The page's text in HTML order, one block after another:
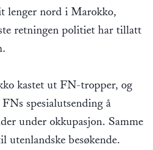
lenger nord i Marokko,
retningen politiet har tillatt
kastet ut FN-tropper, og
spesialutsending å
under okkupasjon. Samme
utenlandske besøkende.